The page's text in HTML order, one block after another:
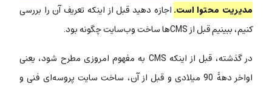
مدیریت محتوا است.اجازه دهید قبل از اینکه تعریف آن را بررسی
کنیم، ببینیم قبل از CMSها ساخت وب‌سایت چگونه بود.
در گذشته، قبل از اینکه CMS به مفهوم امروزی مطرح شود، یعنی
اواخر دهۀ 90 میلادی و قبل از آن، ساخت سایت پروسه‌ای فنی و